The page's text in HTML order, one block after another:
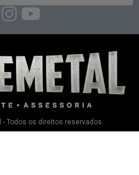
Todos os direitos reservados.